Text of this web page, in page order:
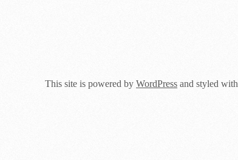
This site is powered by WordPress and styled with